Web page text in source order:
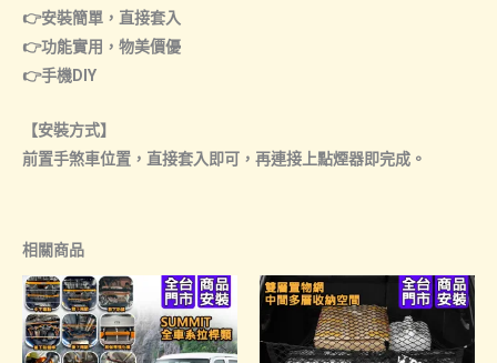
👉安裝簡單，直接套入
👉功能實用，物美價優
👉手機DIY
【安裝方式】
前置手煞車位置，直接套入即可，再連接上點煙器即完成。
相關商品